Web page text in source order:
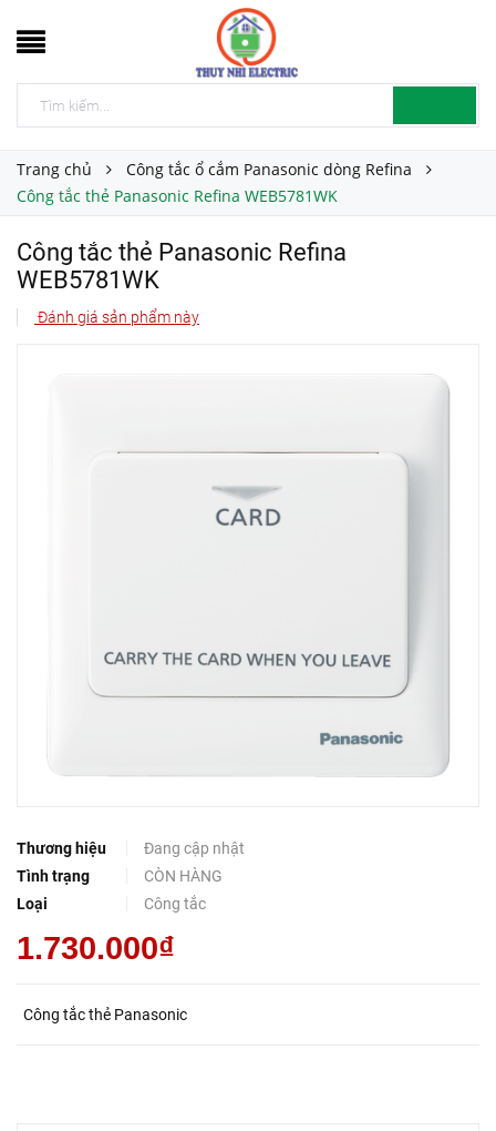
Trang chủ
Công tắc ổ cắm Panasonic dòng Refina
Công tắc thẻ Panasonic Refina WEB5781WK
Công tắc thẻ Panasonic Refina
WEB5781WK
Đánh giá sản phẩm này
Thương hiệu
Đang cập nhật
Tình trạng
CÒN HÀNG
Loại
Công tắc
1.730.000₫
Công tắc thẻ Panasonic